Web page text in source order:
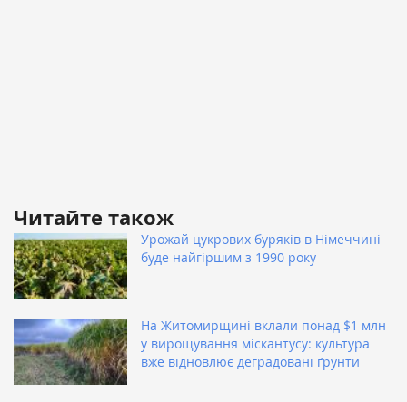
Читайте також
Урожай цукрових буряків в Німеччині
буде найгіршим з 1990 року
На Житомирщині вклали понад $1 млн
у вирощування міскантусу: культура
вже відновлює деградовані ґрунти